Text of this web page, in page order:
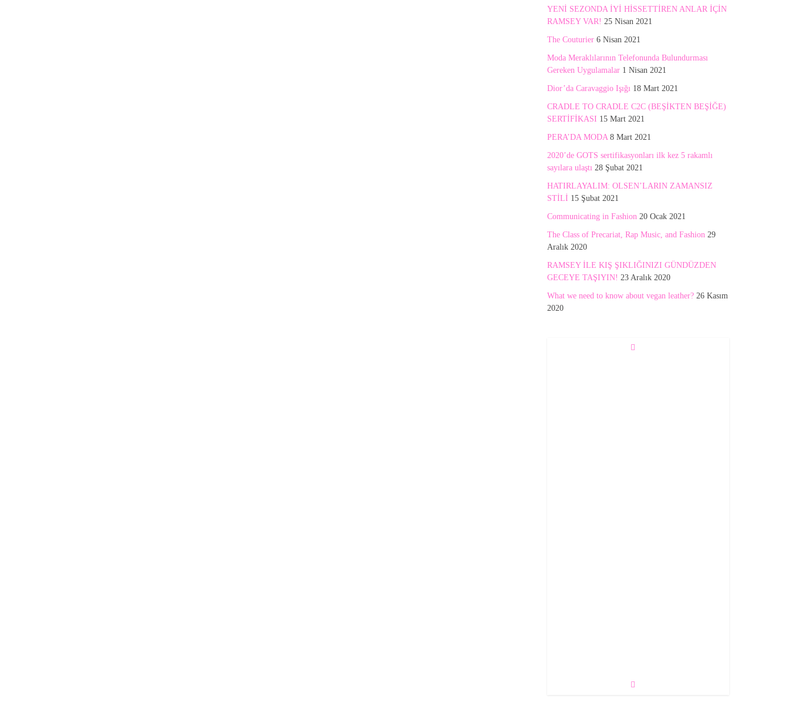
YENİ SEZONDA İYİ HİSSETTİREN ANLAR İÇİN
RAMSEY VAR! 25 Nisan 2021
The Couturier 6 Nisan 2021
Moda Meraklılarının Telefonunda Bulundurması
Gereken Uygulamalar 1 Nisan 2021
Dior’da Caravaggio Işığı 18 Mart 2021
CRADLE TO CRADLE C2C (BEŞİKTEN BEŞİĞE)
SERTİFİKASI 15 Mart 2021
PERA’DA MODA 8 Mart 2021
2020’de GOTS sertifikasyonları ilk kez 5 rakamlı
sayılara ulaştı 28 Şubat 2021
HATIRLAYALIM: OLSEN’LARIN ZAMANSIZ
STİLİ 15 Şubat 2021
Communicating in Fashion 20 Ocak 2021
The Class of Precariat, Rap Music, and Fashion 29
Aralık 2020
RAMSEY İLE KIŞ ŞIKLIĞINIZI GÜNDÜZDEN
GECEYE TAŞIYIN! 23 Aralık 2020
What we need to know about vegan leather? 26 Kasım
2020